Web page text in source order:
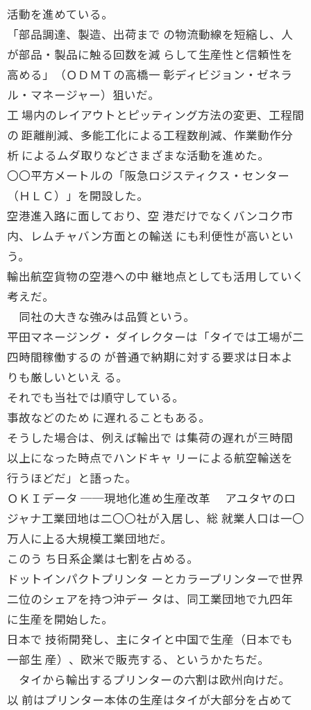
活動を進めている。
「部品調達、製造、出荷まで の物流動線を短縮し、人
が部品・製品に触る回数を減 らして生産性と信頼性を
高める」（ＯＤＭＴの高橋一 彰ディビジョン・ゼネラ
ル・マネージャー）狙いだ。
工 場内のレイアウトとピッティング方法の変更、工程間
の 距離削減、多能工化による工程数削減、作業動作分
析 によるムダ取りなどさまざまな活動を進めた。
〇〇平方メートルの「阪急ロジスティクス・センター
（ＨＬＣ）」を開設した。
空港進入路に面しており、空 港だけでなくバンコク市
内、レムチャバン方面との輸送 にも利便性が高いとい
う。
輸出航空貨物の空港への中 継地点としても活用していく
考えだ。
同社の大きな強みは品質という。
平田マネージング・ ダイレクターは「タイでは工場が二
四時間稼働するの が普通で納期に対する要求は日本よ
りも厳しいといえ る。
それでも当社では順守している。
事故などのため に遅れることもある。
そうした場合は、例えば輸出で は集荷の遅れが三時間
以上になった時点でハンドキャ リーによる航空輸送を
行うほどだ」と語った。
ＯＫＩデータ ──現地化進め生産改革 アユタヤのロ
ジャナ工業団地は二〇〇社が入居し、総 就業人口は一〇
万人に上る大規模工業団地だ。
このう ち日系企業は七割を占める。
ドットインパクトプリンタ ーとカラープリンターで世界
二位のシェアを持つ沖デー タは、同工業団地で九四年
に生産を開始した。
日本で 技術開発し、主にタイと中国で生産（日本でも
一部生 産）、欧米で販売する、というかたちだ。
タイから輸出するプリンターの六割は欧州向けだ。
以 前はプリンター本体の生産はタイが大部分を占めて